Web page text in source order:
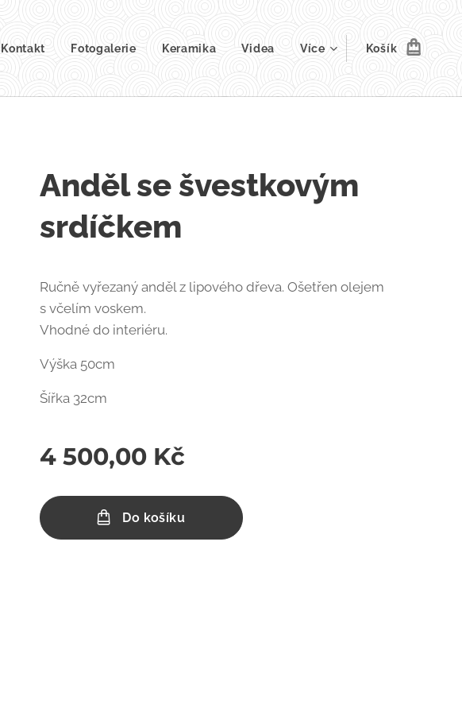
Kontakt Fotogalerie Keramika Videa Více Košík
Anděl se švestkovým
srdíčkem
Ručně vyřezaný anděl z lipového dřeva. Ošetřen olejem
s včelím voskem.
Vhodné do interiéru.
Výška 50cm
Šířka 32cm
4 500,00 Kč
Do košíku